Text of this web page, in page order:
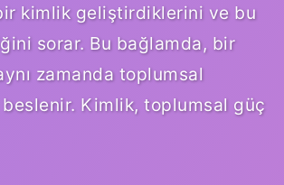
kimlik geliştirdiklerini ve bu
sorar. Bu bağlamda, bir
zamanda toplumsal
Kimlik, toplumsal güç